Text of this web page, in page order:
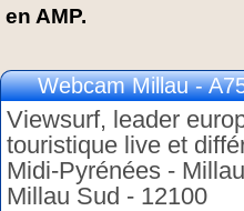
en AMP.
Webcam Millau -
Viewsurf, leader
touristique live et
Midi-Pyrénées -
Millau Sud - 12100